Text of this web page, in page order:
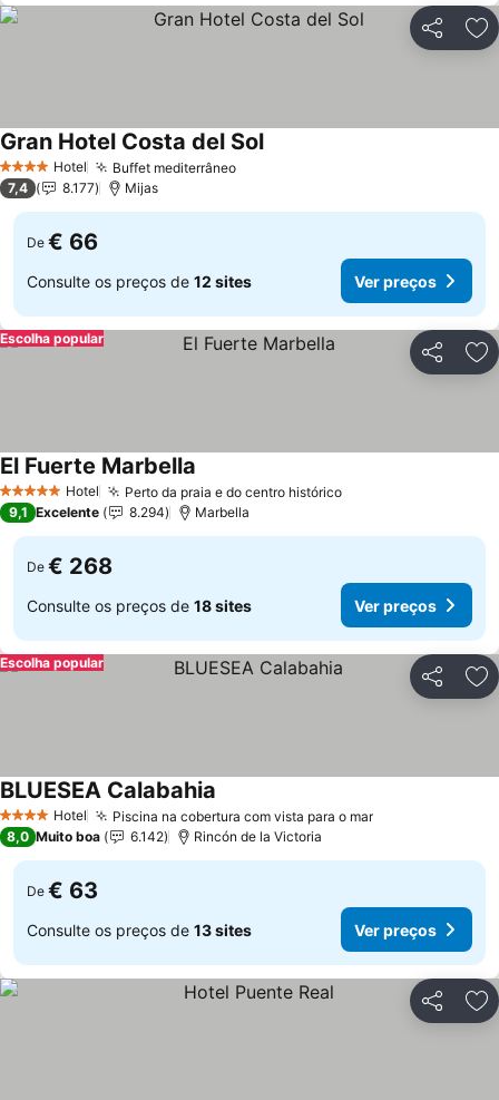
Partilhar
4 EstrelasHotel Buffet mediterrâneoVer preços
Gran Hotel Costa del SolVer preços
7,4 8.177 Mijas
De € 66
Consulte os preços de 12 sites Ver preços
Partilhar
Escolha popular
5 Estrelas Hotel Perto da praia e do centro históricoVer preços
El Fuerte Marbella
9,1 Excelente 8.294 Marbella
De € 268
Consulte os preços de 18 sites Ver preços
Partilhar
Escolha popular
4 EstrelasHotel Piscina na cobertura com vista para o marVer preços
BLUESEA Calabahia
8,0 Muito boa 6.142 Rincón de la Victoria
De € 63
Consulte os preços de 13 sites Ver preços
Partilhar